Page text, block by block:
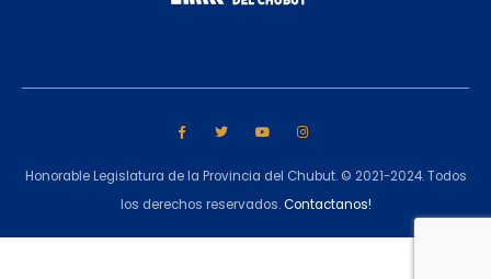
Honorable Legislatura de la Provincia del Chubut. © 2021-2024. Todos
los derechos reservados.Contactanos!